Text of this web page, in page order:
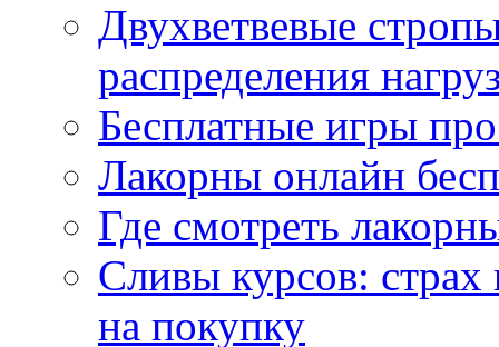
Двухветвевые
распределения
Бесплатные игры
Лакорны онлайн
Где смотреть
Сливы курсов:
на покупку